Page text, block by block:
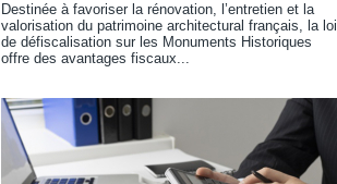
Destinée à favoriser la rénovation, l’entretien et la
valorisation du patrimoine architectural français, la loi
de défiscalisation sur les Monuments Historiques
offre des avantages fiscaux...